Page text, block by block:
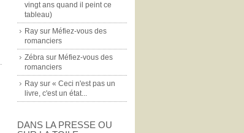
vingt ans quand il peint ce
tableau)
Ray sur Méfiez-vous des
romanciers
Zébra sur Méfiez-vous des
romanciers
Ray sur « Ceci n'est pas un
livre, c'est un état...
DANS LA PRESSE OU